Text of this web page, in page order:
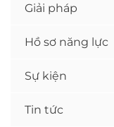
Giải pháp
Hồ sơ năng lực
Sự kiện
Tin tức